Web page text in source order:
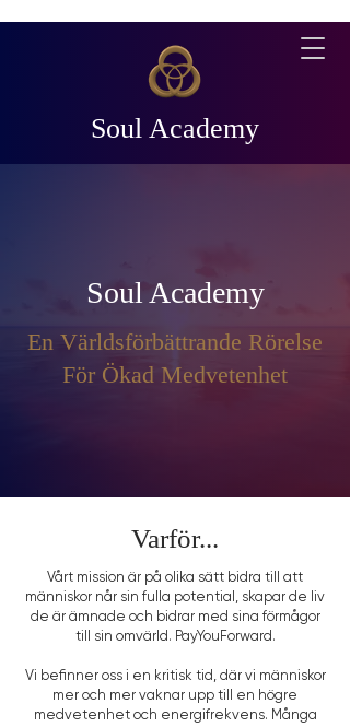
Soul Academy
Soul Academy
En Världsförbättrande Rörelse
För Ökad Medvetenhet
Varför...
Vårt mission är på olika sätt bidra till att
människor når sin fulla potential, skapar de liv
de är ämnade och bidrar med sina förmågor
till sin omvärld. PayYouForward.
Vi befinner oss i en kritisk tid, där vi människor
mer och mer vaknar upp till en högre
medvetenhet och energifrekvens. Många